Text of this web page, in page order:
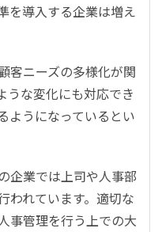
を導入する企業は増え
客ニーズの多様化が関
うな変化にも対応でき
ようになっているとい
企業では上司や人事部
われています。適切な
事管理を行う上での大